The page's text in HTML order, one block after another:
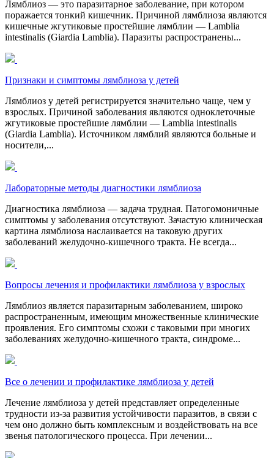
Лямблиоз — это паразитарное заболевание, при котором
поражается тонкий кишечник. Причиной лямблиоза являются
кишечные жгутиковые простейшие лямблии — Lamblia
intestinalis (Giardia Lamblia). Паразиты распространены...
Признаки и симптомы лямблиоза у детей
Лямблиоз у детей регистрируется значительно чаще, чем у
взрослых. Причиной заболевания являются одноклеточные
жгутиковые простейшие лямблии — Lamblia intestinalis
(Giardia Lamblia). Источником лямблий являются больные и
носители,...
Лабораторные методы диагностики лямблиоза
Диагностика лямблиоза — задача трудная. Патогомоничные
симптомы у заболевания отсутствуют. Зачастую клиническая
картина лямблиоза наслаивается на таковую других
заболеваний желудочно-кишечного тракта. Не всегда...
Вопросы лечения и профилактики лямблиоза у взрослых
Лямблиоз является паразитарным заболеванием, широко
распространенным, имеющим множественные клинические
проявления. Его симптомы схожи с таковыми при многих
заболеваниях желудочно-кишечного тракта, синдроме...
Все о лечении и профилактике лямблиоза у детей
Лечение лямблиоза у детей представляет определенные
трудности из-за развития устойчивости паразитов, в связи с
чем оно должно быть комплексным и воздействовать на все
звенья патологического процесса. При лечении...